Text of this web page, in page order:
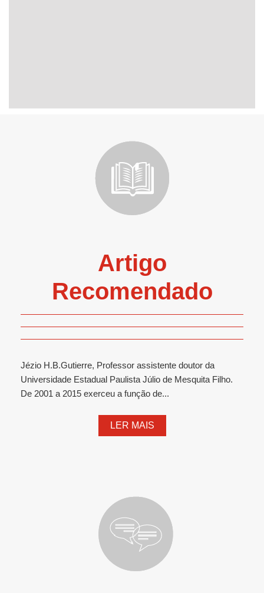
Artigo
Recomendado
Jézio H.B.Gutierre, Professor assistente doutor da
Universidade Estadual Paulista Júlio de Mesquita Filho.
De 2001 a 2015 exerceu a função de...
LER MAIS